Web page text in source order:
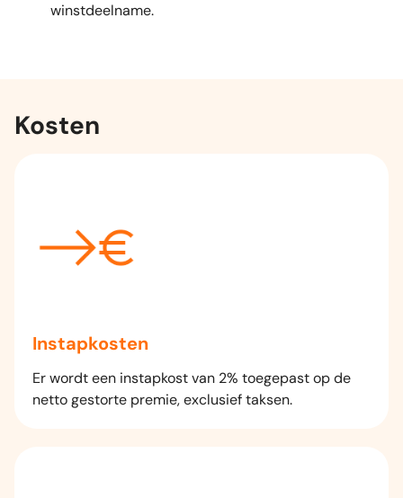
winstdeelname.
Kosten
Instapkosten
Er wordt een instapkost van 2% toegepast op de
netto gestorte premie, exclusief taksen.